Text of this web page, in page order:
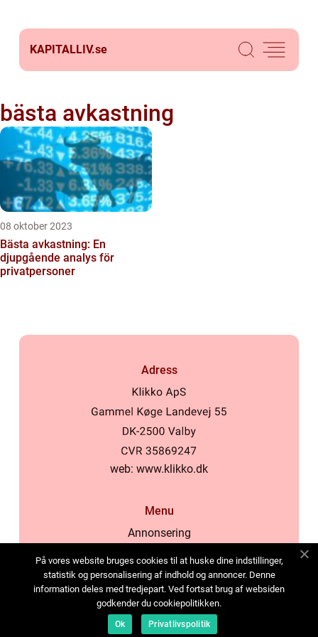
KAPITALLIV.se
bästa avkastning
08 oktober 2023
Bästa avkastning: En
djupgående analys för
privatpersoner
Adress
web: www.klikko.dk
Menu
Annonsering
Cookies
Kontakta oss
Sitemap
På vores website bruges cookies til at huske dine indstillinger,
statistik og personalisering af indhold og annoncer. Denne
information deles med tredjepart. Ved fortsat brug af websiden
godkender du cookiepolitikken.
Ok Privatlivspolitik